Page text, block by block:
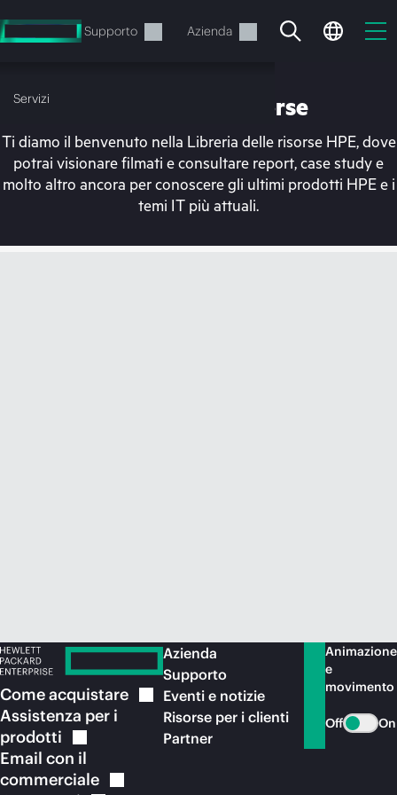
al
contenuto
Supporto Azienda
Servizi
Il carrello è attualmente
Libreria delle risorse
Ti diamo il benvenuto nella Libreria delle risorse HPE, dove
potrai visionare filmati e consultare report, case study e
molto altro ancora per conoscere gli ultimi prodotti HPE e i
temi IT più attuali.
Comeacquistare
Assistenza per i
prodotti
Email con il
commerciale
Azienda
Supporto
Eventi e notizie
Risorse per i clienti
Partner
Animazione
e
movimento
Off On